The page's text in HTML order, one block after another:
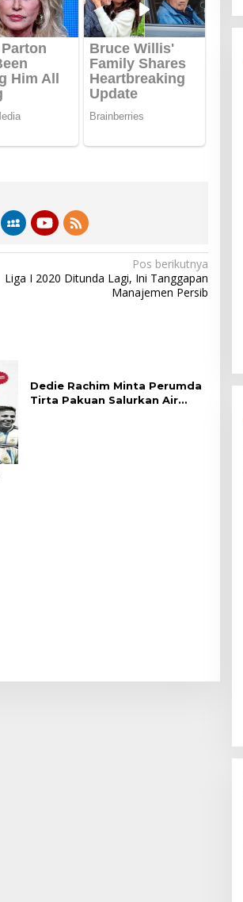
Pos berikutnya
Liga I 2020 Ditunda Lagi, Ini Tanggapan
Manajemen Persib
Dedie Rachim Minta Perumda
Tirta Pakuan Salurkan Air